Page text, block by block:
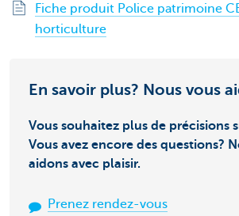
Fiche produit Police patrimoine
horticulture
En savoir plus? Nous vous
Vous souhaitez plus de précisions
Vous avez encore des questions?
aidons avec plaisir.
Prenez rendez-vous